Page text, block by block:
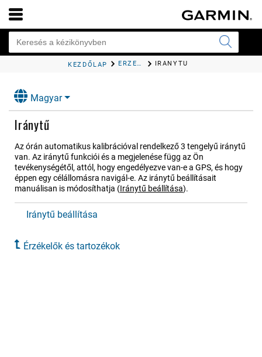
KEZDŐLAP ÉRZÉKELŐK ÉS TARTOZÉKOK IRÁNYTŰ
Magyar
Iránytű
Az órán automatikus kalibrációval rendelkező 3 tengelyű iránytű
van. Az iránytű funkciói és a megjelenése függ az Ön
tevékenységétől, attól, hogy engedélyezve van-e a GPS, és hogy
éppen egy célállomásra navigál-e. Az iránytű beállításait
manuálisan is módosíthatja (Iránytű beállítása).
Iránytű beállítása
Érzékelők és tartozékok